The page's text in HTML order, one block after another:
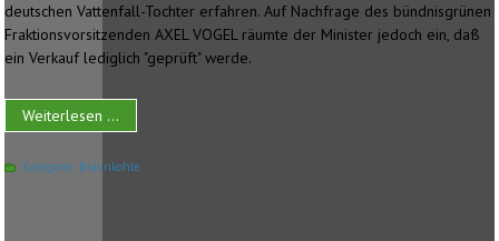
deutschen Vattenfall-Tochter erfahren. Auf Nachfrage des bündnisgrünen
Fraktionsvorsitzenden AXEL VOGEL räumte der Minister jedoch ein, daß
ein Verkauf lediglich "geprüft" werde.
Weiterlesen ...
Kategorie: Braunkohle